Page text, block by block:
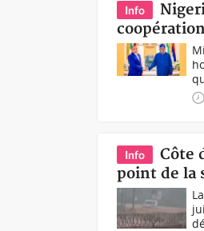
Info
Info
Côte
point de la